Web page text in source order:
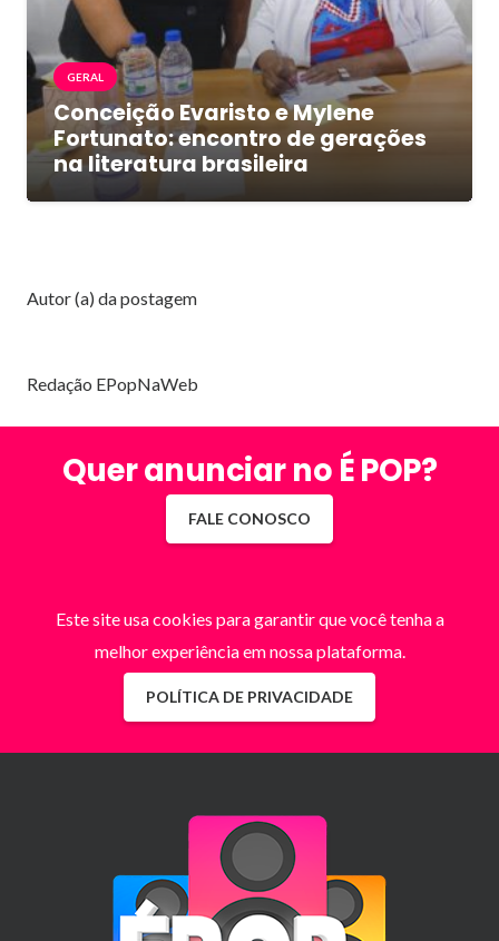
GERAL
Conceição Evaristo e Mylene
Fortunato: encontro de gerações
na literatura brasileira
Autor (a) da postagem
Redação EPopNaWeb
Quer anunciar no É POP?
FALE CONOSCO
Este site usa cookies para garantir que você tenha a
melhor experiência em nossa plataforma.
POLÍTICA DE PRIVACIDADE